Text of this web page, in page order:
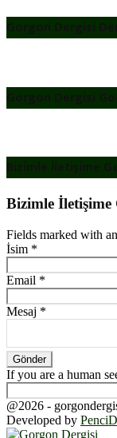
Gorgon Dergisi
Gorgon Dergisi
Bizimle İletişime
Bizimle İletişime
Fields marked with an
İsim *
Email *
Mesaj *
If you are a human
@2026 -
Developed by